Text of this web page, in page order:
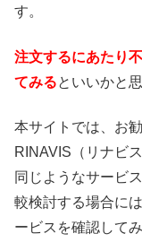
す。
注文するにあたり
てみるといいかと
本サイトでは、お
RINAVIS（リナビ
同じようなサービ
較検討する場合に
ービスを確認して